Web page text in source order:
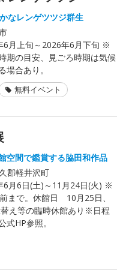
なレンゲツツジ群生
6月上旬～2026年6月下旬 ※
期の目安、見ごろ時期は気候
場合あり。
無料イベント
空間で鑑賞する脇田和作品
郡軽井沢町
6月6日(土)～11月24日(火) ※
まで。休館日 10月25日、
え等の臨時休館あり※日程
式HP参照。